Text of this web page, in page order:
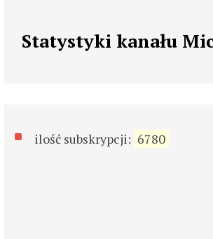
Statystyki kanału
ilość subskrypcji: 6780